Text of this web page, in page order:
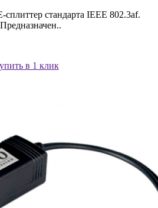
сплиттер стандарта IEEE 802.3af.
в 1 клик